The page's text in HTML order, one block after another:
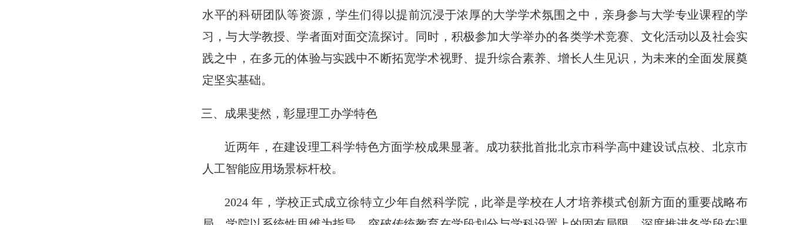
水平的科研团队等资源，学生们得以提前沉浸于浓厚的大学学术氛围之中，亲身参与大学专业课程的学
习，与大学教授、学者面对面交流探讨。同时，积极参加大学举办的各类学术竞赛、文化活动以及社会实
践之中，在多元的体验与实践中不断拓宽学术视野、提升综合素养、增长人生见识，为未来的全面发展奠
定坚实基础。
三、成果斐然，彰显理工办学特色
近两年，在建设理工科学特色方面学校成果显著。成功获批首批北京市科学高中建设试点校、北京市
人工智能应用场景标杆校。
2024 年，学校正式成立徐特立少年自然科学院，此举是学校在人才培养模式创新方面的重要战略布